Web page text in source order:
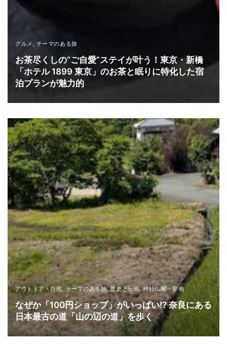
グルメ , テーマのある旅
お茶尽くしの“ご自愛”ステイが叶う！東京・新橋
「ホテル 1899 東京」のお茶と眠りに特化した宿
泊プランが魅力的
アウトドア・自然, テーマのある旅,歴史と伝統,神社仏閣・聖地
なぜか「100円ショップ」がいっぱい!? 奈良にある
日本最古の道「山の辺の道」を歩く